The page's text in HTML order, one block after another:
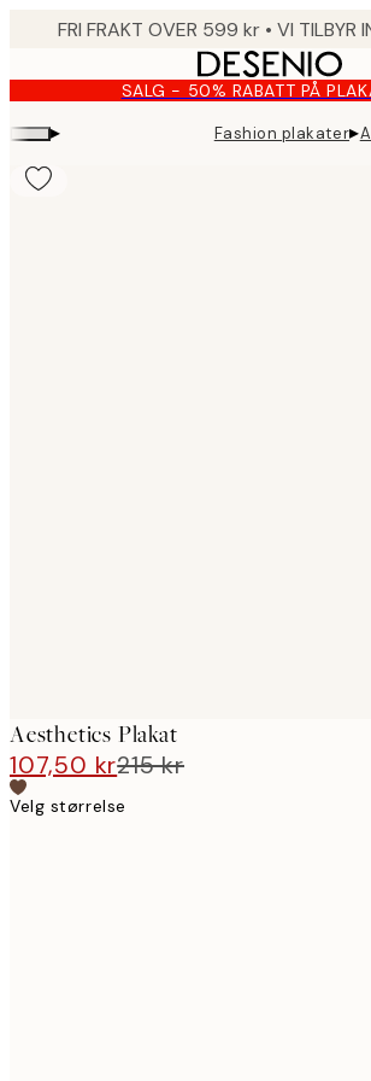
content.
SALG - 50% RABATT PÅ
▸ Fashion plakater▸
Aesthetics Plakat
107,50 kr215 kr
Velg størrelse